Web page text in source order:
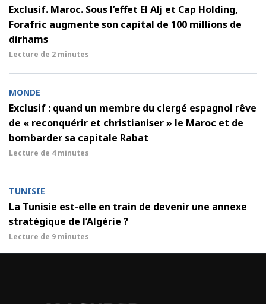
Exclusif. Maroc. Sous l’effet El Alj et Cap Holding,
Forafric augmente son capital de 100 millions de
dirhams
Lecture de 2 minutes
MONDE
Exclusif : quand un membre du clergé espagnol rêve
de « reconquérir et christianiser » le Maroc et de
bombarder sa capitale Rabat
Lecture de 4 minutes
TUNISIE
La Tunisie est-elle en train de devenir une annexe
stratégique de l’Algérie ?
Lecture de 9 minutes